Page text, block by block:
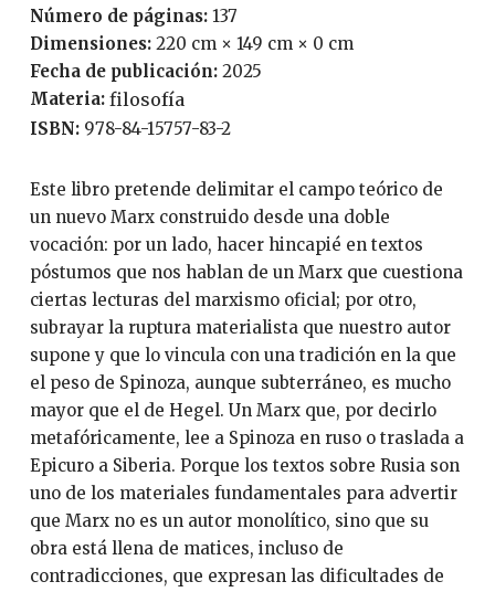
Número de páginas: 137
Dimensiones: 220 cm × 149 cm × 0 cm
Fecha de publicación:
2025
Materia: filosofía
ISBN: 978-84-15757-83-2
Este libro pretende delimitar el campo teórico de
un nuevo Marx construido desde una doble
vocación: por un lado, hacer hincapié en textos
póstumos que nos hablan de un Marx que cuestiona
ciertas lecturas del marxismo oficial; por otro,
subrayar la ruptura materialista que nuestro autor
supone y que lo vincula con una tradición en la que
el peso de Spinoza, aunque subterráneo, es mucho
mayor que el de Hegel. Un Marx que, por decirlo
metafóricamente, lee a Spinoza en ruso o traslada a
Epicuro a Siberia. Porque los textos sobre Rusia son
uno de los materiales fundamentales para advertir
que Marx no es un autor monolítico, sino que su
obra está llena de matices, incluso de
contradicciones, que expresan las dificultades de